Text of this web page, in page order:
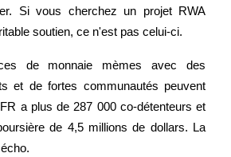
recevoir des récompenses en espèces
Si vous cherchez un projet RWA
soutien, ce n'est pas celui-ci.
de monnaie mèmes avec des
et de fortes communautés peuvent
a plus de 287 000 co-détenteurs et
de 4,5 millions de dollars. La